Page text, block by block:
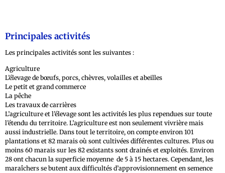
Principales activités
Les principales activités sont les suivantes :
Agriculture
L’élevage de bœufs, porcs, chèvres, volailles et abeilles
Le petit et grand commerce
La pêche
Les travaux de carrières
L’agriculture et l’élevage sont les activités les plus rependues sur toute
l’étendu du territoire. L’agriculture est non seulement vivrière mais
aussi industrielle. Dans tout le territoire, on compte environ 101
plantations et 82 marais où sont cultivées différentes cultures. Plus ou
moins 60 marais sur les 82 existants sont drainés et exploités. Environ
28 ont chacun la superficie moyenne de 5 à 15 hectares. Cependant, les
maraîchers se butent aux difficultés d’approvisionnement en semence